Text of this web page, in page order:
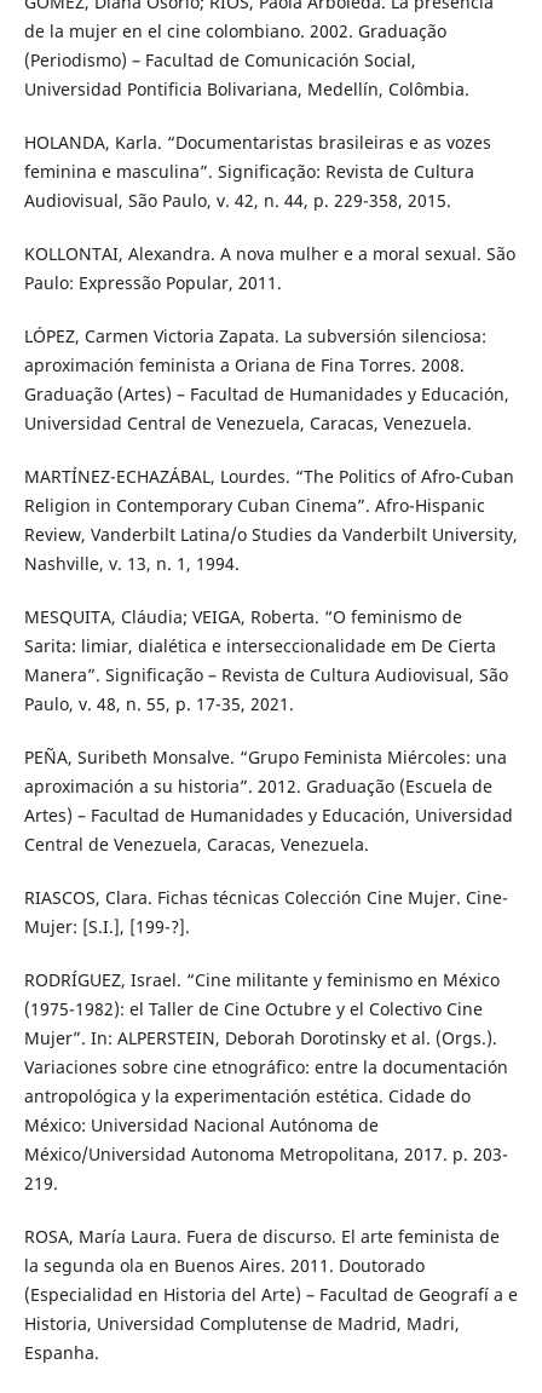
de la mujer en el cine colombiano. 2002. Graduação
(Periodismo) – Facultad de Comunicación Social,
Universidad Pontificia Bolivariana, Medellín, Colômbia.
HOLANDA, Karla. “Documentaristas brasileiras e as vozes
feminina e masculina”. Significação: Revista de Cultura
Audiovisual, São Paulo, v. 42, n. 44, p. 229-358, 2015.
KOLLONTAI, Alexandra. A nova mulher e a moral sexual. São
Paulo: Expressão Popular, 2011.
LÓPEZ, Carmen Victoria Zapata. La subversión silenciosa:
aproximación feminista a Oriana de Fina Torres. 2008.
Graduação (Artes) – Facultad de Humanidades y Educación,
Universidad Central de Venezuela, Caracas, Venezuela.
MARTÍNEZ-ECHAZÁBAL, Lourdes. “The Politics of Afro-Cuban
Religion in Contemporary Cuban Cinema”. Afro-Hispanic
Review, Vanderbilt Latina/o Studies da Vanderbilt University,
Nashville, v. 13, n. 1, 1994.
MESQUITA, Cláudia; VEIGA, Roberta. “O feminismo de
Sarita: limiar, dialética e interseccionalidade em De Cierta
Manera”. Significação – Revista de Cultura Audiovisual, São
Paulo, v. 48, n. 55, p. 17-35, 2021.
PEÑA, Suribeth Monsalve. “Grupo Feminista Miércoles: una
aproximación a su historia”. 2012. Graduação (Escuela de
Artes) – Facultad de Humanidades y Educación, Universidad
Central de Venezuela, Caracas, Venezuela.
RIASCOS, Clara. Fichas técnicas Colección Cine Mujer. Cine-
Mujer: [S.I.], [199-?].
RODRÍGUEZ, Israel. “Cine militante y feminismo en México
(1975-1982): el Taller de Cine Octubre y el Colectivo Cine
Mujer”. In: ALPERSTEIN, Deborah Dorotinsky et al. (Orgs.).
Variaciones sobre cine etnográfico: entre la documentación
antropológica y la experimentación estética. Cidade do
México: Universidad Nacional Autónoma de
México/Universidad Autonoma Metropolitana, 2017. p. 203-
219.
ROSA, María Laura. Fuera de discurso. El arte feminista de
la segunda ola en Buenos Aires. 2011. Doutorado
(Especialidad en Historia del Arte) – Facultad de Geografí a e
Historia, Universidad Complutense de Madrid, Madri,
Espanha.